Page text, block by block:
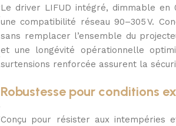
Le driver LIFUD intégré, dimmable en
une compatibilité réseau 90–305 V.
sans remplacer l’ensemble du
et une longévité opérationnelle
surtensions renforcée assurent la
Robustesse pour conditions
Conçu pour résister aux intempéries